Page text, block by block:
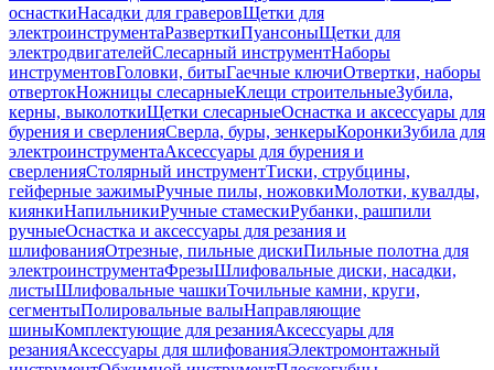
оснасткиНасадки для граверовЩетки для
электроинструментаРазверткиПуансоныЩетки для
электродвигателейСлесарный инструментНаборы
инструментовГоловки, битыГаечные ключиОтвертки, наборы
отвертокНожницы слесарныеКлещи строительныеЗубила,
керны, выколоткиЩетки слесарныеОснастка и аксессуары для
бурения и сверленияСверла, буры, зенкерыКоронкиЗубила для
электроинструментаАксессуары для бурения и
сверленияСтолярный инструментТиски, струбцины,
гейферные зажимыРучные пилы, ножовкиМолотки, кувалды,
киянкиНапильникиРучные стамескиРубанки, рашпили
ручныеОснастка и аксессуары для резания и
шлифованияОтрезные, пильные дискиПильные полотна для
электроинструментаФрезыШлифовальные диски, насадки,
листыШлифовальные чашкиТочильные камни, круги,
сегментыПолировальные валыНаправляющие
шиныКомплектующие для резанияАксессуары для
резанияАксессуары для шлифованияЭлектромонтажный